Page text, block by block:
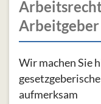
Wir machen Sie
aufmerksam